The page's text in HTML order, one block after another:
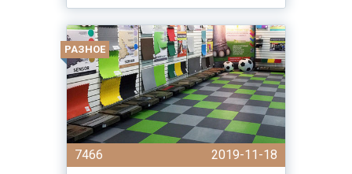
РАЗНОЕ
7466
2019-11-18